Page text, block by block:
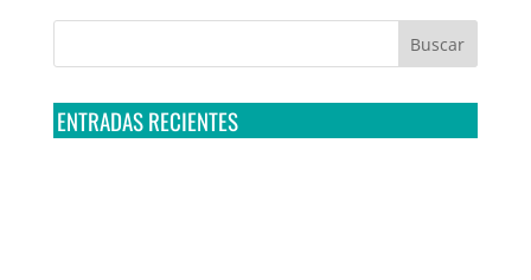
ENTRADAS RECIENTES